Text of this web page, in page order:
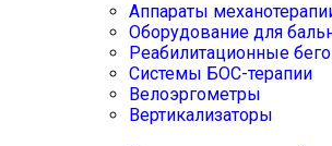
Аппараты
Оборудование для
Реабилитационные
Системы БОС-терапии
Велоэргометры
Вертикализаторы